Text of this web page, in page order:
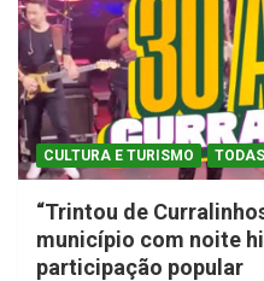
CULTURA E TURISMO TODAS
“Trintou de
município com noite
participação popular